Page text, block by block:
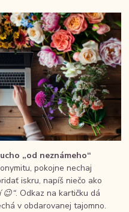
„od neznámeho“
pokojne nechaj
iskru, napíš niečo ako
😉“. Odkaz na kartičku dá
v obdarovanej tajomno.